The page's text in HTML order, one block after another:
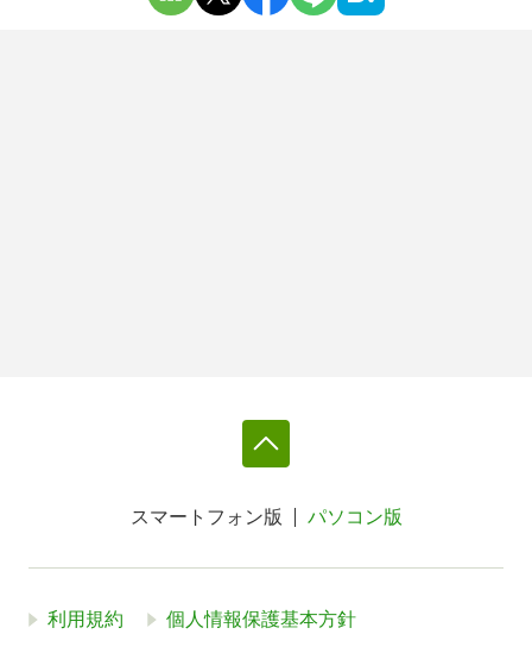
スマートフォン版 パソコン版
利用規約 個人情報保護基本方針